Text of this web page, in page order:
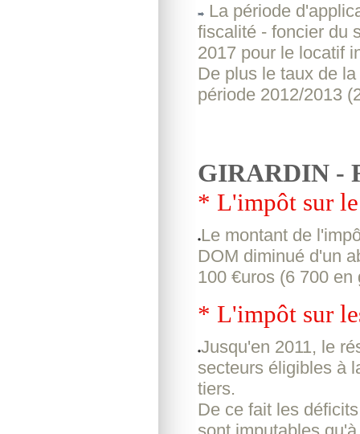
La période
fiscalité - foncier du
2017 pour le locatif
De plus le taux de
période 2012/2013
GIRARDIN -
* L'impôt sur
Le montant de
DOM diminué d'un
100 €uros (6 700 en
* L'impôt sur
Jusqu'en 2011, le
secteurs éligibles à
tiers.
De ce fait les